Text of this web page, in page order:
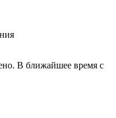
В ближайшее время с